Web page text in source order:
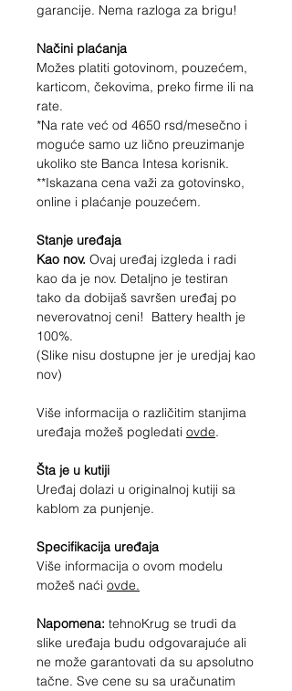
garancije. Nema razloga za brigu!
Načini plaćanja
Možes platiti gotovinom, pouzećem,
karticom, čekovima, preko firme ili na
rate.
*Na rate već od 4650 rsd/mesečno i
moguće samo uz lično preuzimanje
ukoliko ste Banca Intesa korisnik.
**Iskazana cena važi za gotovinsko,
online i plaćanje pouzećem.
Stanje uređaja
Kao nov. Ovaj uređaj izgleda i radi
kao da je nov. Detaljno je testiran
tako da dobijaš savršen uređaj po
neverovatnoj ceni! Battery health je
100%.
(Slike nisu dostupne jer je uredjaj kao
nov)
Više informacija o različitim stanjima
uređaja možeš pogledati ovde.
Šta je u kutiji
Uređaj dolazi u originalnoj kutiji sa
kablom za punjenje.
Specifikacija uređaja
Više informacija o ovom modelu
možeš naći ovde.
Napomena: tehnoKrug se trudi da
slike uređaja budu odgovarajuće ali
ne može garantovati da su apsolutno
tačne. Sve cene su sa uračunatim